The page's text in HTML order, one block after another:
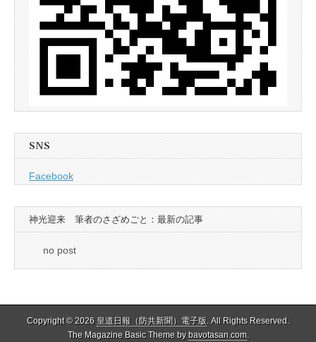
SNS
Facebook
神光迎来 筆者のさざめごと：最新の記事
no post
Copyright © 2026 皇道日報（防共新聞）電子版. All Rights Reserved.
The Magazine Basic Theme bybavotasan.com.